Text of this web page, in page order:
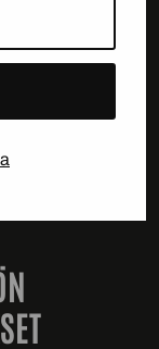
korvaukset, jos
asbestille